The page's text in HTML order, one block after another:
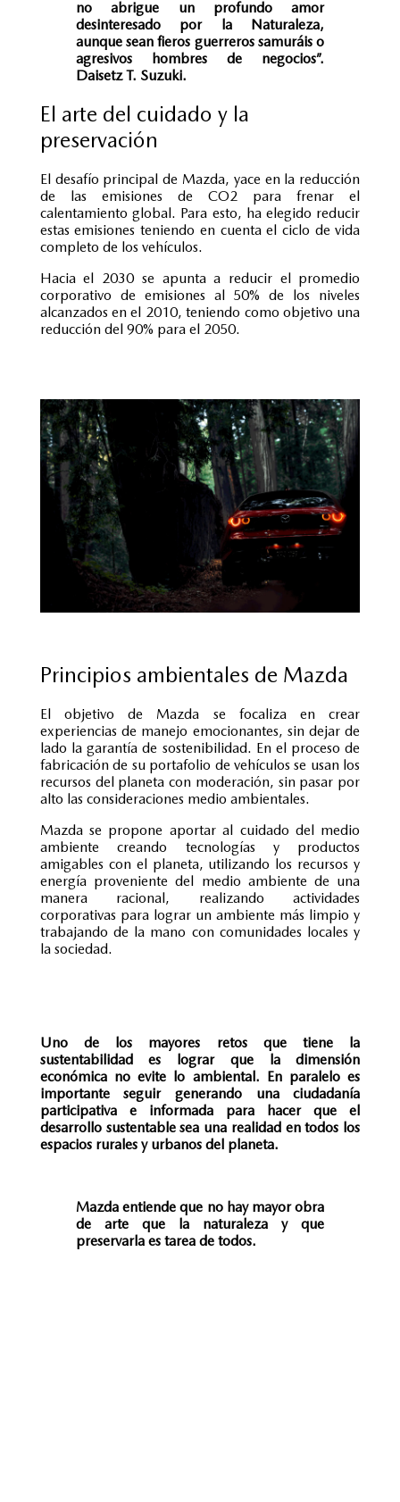
no abrigue un profundo amor
desinteresado por la Naturaleza,
aunque sean fieros guerreros samuráis o
agresivos hombres de negocios”.
Daisetz T. Suzuki.
El arte del cuidado y la
preservación
El desafío principal de Mazda, yace en la reducción
de las emisiones de CO2 para frenar el
calentamiento global. Para esto, ha elegido reducir
estas emisiones teniendo en cuenta el ciclo de vida
completo de los vehículos.
Hacia el 2030 se apunta a reducir el promedio
corporativo de emisiones al 50% de los niveles
alcanzados en el 2010, teniendo como objetivo una
reducción del 90% para el 2050.
Principios ambientales de Mazda
El objetivo de Mazda se focaliza en crear
experiencias de manejo emocionantes, sin dejar de
lado la garantía de sostenibilidad. En el proceso de
fabricación de su portafolio de vehículos se usan los
recursos del planeta con moderación, sin pasar por
alto las consideraciones medio ambientales.
Mazda se propone aportar al cuidado del medio
ambiente creando tecnologías y productos
amigables con el planeta, utilizando los recursos y
energía proveniente del medio ambiente de una
manera racional, realizando actividades
corporativas para lograr un ambiente más limpio y
trabajando de la mano con comunidades locales y
la sociedad.
Uno de los mayores retos que tiene la
sustentabilidad es lograr que la dimensión
económica no evite lo ambiental. En paralelo es
importante seguir generando una ciudadanía
participativa e informada para hacer que el
desarrollo sustentable sea una realidad en todos los
espacios rurales y urbanos del planeta.
Mazda entiende que no hay mayor obra
de arte que la naturaleza y que
preservarla es tarea de todos.